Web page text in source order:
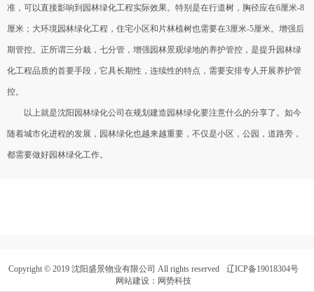
准，可以直接影响到园林绿化工程实际效果。特别是在行道树，胸径应在6厘米-8
厘米；大环境园林绿化工程，住宅小区和片林植树也需要在3厘米-5厘米。增强后
期管控。正所谓三分栽，七分管，增强园林景观绿地的养护管控，是提升园林绿
化工程品质的首要手段，它具长期性，连续性的特点，需要安排专人开展养护管
控。
以上就是沈阳园林绿化公司在规划建造园林绿化要注意什么的分享了。如今
随着城市化进程的发展，园林绿化也越来越重要，不仅是小区，公园，道路旁，
都需要做好园林绿化工作。
Copyright © 2019 沈阳盛景物业有限公司 All rights reserved
辽ICP备19018304号
网站建设 ：网势科技